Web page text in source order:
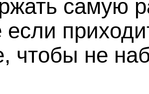
самую
чтобы не